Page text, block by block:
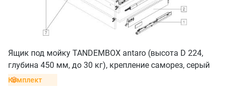
Ящик под мойку TANDEMBOX antaro (высота D 224,
глубина 450 мм, до 30 кг), крепление саморез, серый
орион
Комплект